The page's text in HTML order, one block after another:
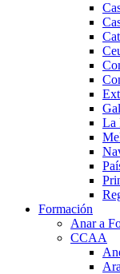
La
Formación
Anar a
CCAA